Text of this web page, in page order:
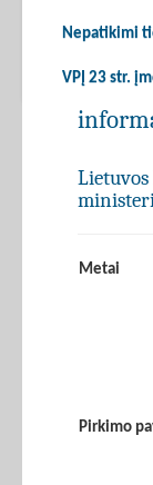
Nepatikimi
VPĮ 23 str.
Metai
Pirkimo